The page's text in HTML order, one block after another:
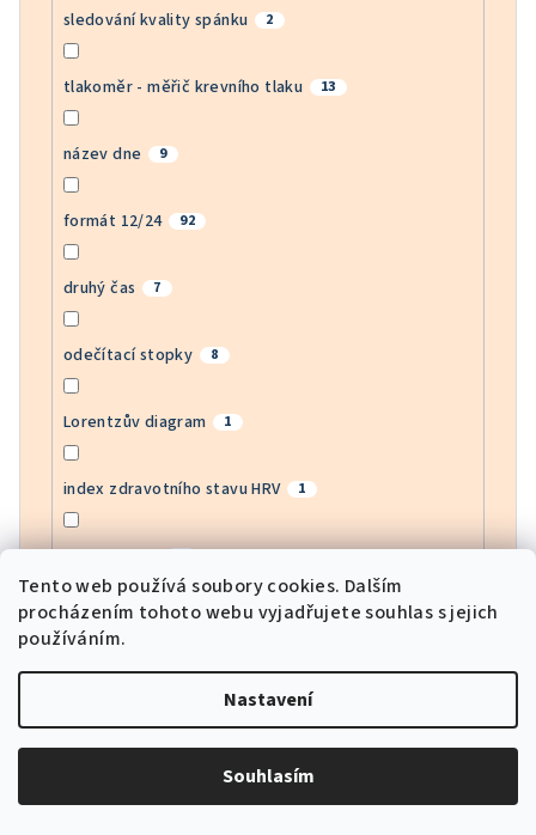
Tento web používá soubory cookies. Dalším
procházením tohoto webu vyjadřujete souhlas s jejich
používáním.
Nastavení
Souhlasím
sledování kvality spánku 2
tlakoměr - měřič krevního tlaku 13
název dne 9
formát 12/24 92
druhý čas 7
odečítací stopky 8
Lorentzův diagram 1
index zdravotního stavu HRV 1
monitor EGG 1
monitor krevního kyslíku 11
sledování srdeční frekvence APP